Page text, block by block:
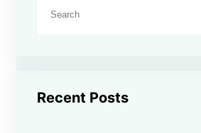
Recent Posts